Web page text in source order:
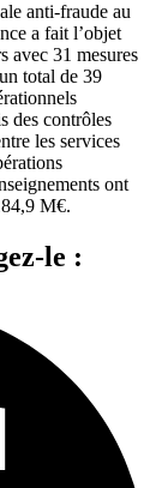
anti-fraude au
a fait l’objet
avec 31 mesures
total de 39
des contrôles
les services
ont
M€.
le :